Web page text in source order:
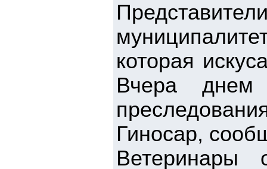
которая
Вчера днем
Гиносар,
Ветеринары